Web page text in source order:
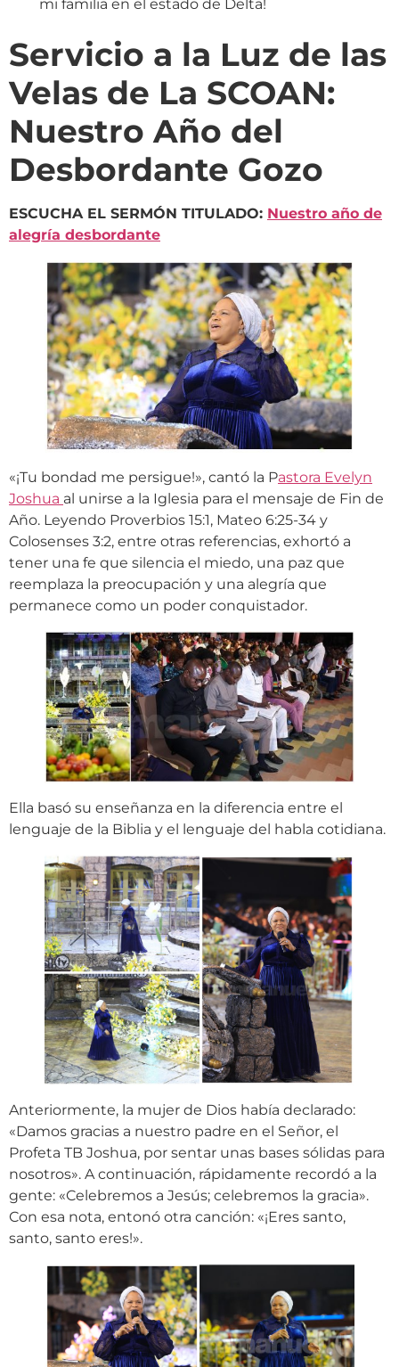
mi familia en el estado de Delta!
Servicio a la Luz de las
Velas de La SCOAN:
Nuestro Año del
Desbordante Gozo
ESCUCHA EL SERMÓN TITULADO: Nuestro año de
alegría desbordante
«¡Tu bondad me persigue!», cantó la Pastora Evelyn
Joshua al unirse a la Iglesia para el mensaje de Fin de
Año. Leyendo Proverbios 15:1, Mateo 6:25-34 y
Colosenses 3:2, entre otras referencias, exhortó a
tener una fe que silencia el miedo, una paz que
reemplaza la preocupación y una alegría que
permanece como un poder conquistador.
Ella basó su enseñanza en la diferencia entre el
lenguaje de la Biblia y el lenguaje del habla cotidiana.
Anteriormente, la mujer de Dios había declarado:
«Damos gracias a nuestro padre en el Señor, el
Profeta TB Joshua, por sentar unas bases sólidas para
nosotros». A continuación, rápidamente recordó a la
gente: «Celebremos a Jesús; celebremos la gracia».
Con esa nota, entonó otra canción: «¡Eres santo,
santo, santo eres!».